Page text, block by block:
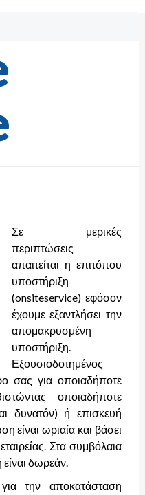
Σε μερικές
περιπτώσεις
απαιτείται η επιτόπου
υποστήριξη
(onsiteservice) εφόσον
έχουμε εξαντλήσει την
απομακρυσμένη
υποστήριξη.
Εξουσιοδοτημένος
σας για οποιαδήποτε
οποιαδήποτε
δυνατόν) ή επισκευή
είναι ωριαία και βάσει
Στα συμβόλαια
δωρεάν.
την αποκατάσταση